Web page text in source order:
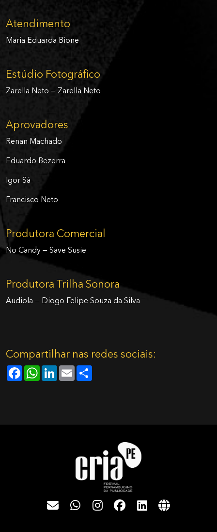
Atendimento
Maria Eduarda Bione
Estúdio Fotográfico
Zarella Neto — Zarella Neto
Aprovadores
Renan Machado
Eduardo Bezerra
Igor Sá
Francisco Neto
Produtora Comercial
No Candy — Save Susie
Produtora Trilha Sonora
Audiola — Diogo Felipe Souza da Silva
Compartilhar nas redes sociais:
FacebookWhatsApp
LinkedIn
Email